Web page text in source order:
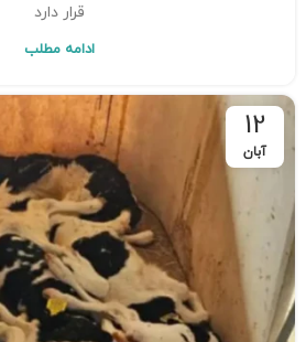
قرار دارد
ادامه مطلب
12
آبان